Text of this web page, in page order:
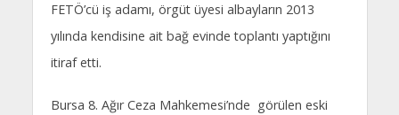
FETÖ’cü iş adamı, örgüt üyesi albayların 2013
yılında kendisine ait bağ evinde toplantı yaptığını
itiraf etti.
Bursa 8. Ağır Ceza Mahkemesi’nde görülen eski